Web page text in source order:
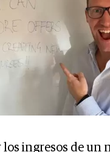
ingresos de un